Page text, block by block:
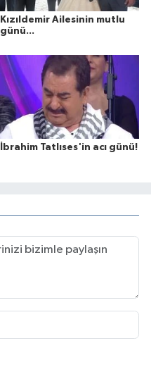
Kızıldemir Ailesinin mutlu
günü...
İbrahim Tatlıses'in acı günü!